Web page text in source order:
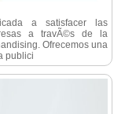
a satisfacer las
a travÃ©s de la
Ofrecemos una
publici